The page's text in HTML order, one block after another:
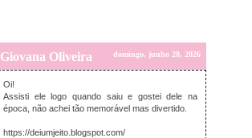
Giovana Oliveira domingo, junho 28, 2026
Oi!
Assisti ele logo quando saiu e gostei dele na
época, não achei tão memorável mas divertido.
https://deiumjeito.blogspot.com/